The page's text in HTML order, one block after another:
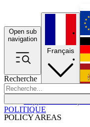
Open sub
navigation
Recherche
POLICY AREAS
Français
POLITIQUE